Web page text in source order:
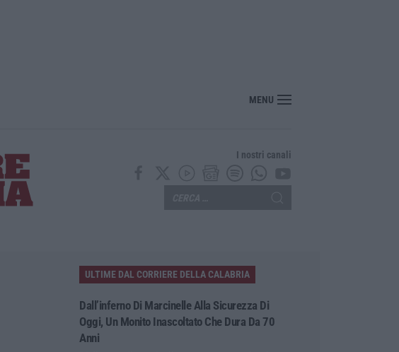
La magia di Pinocchio a Panettieri: il piccolo borgo si trasforma in fiaba – FOTO E VIDEO
MENU
I nostri canali
ULTIME DAL CORRIERE DELLA CALABRIA
Dall’inferno Di Marcinelle Alla Sicurezza Di
Oggi, Un Monito Inascoltato Che Dura Da 70
Anni